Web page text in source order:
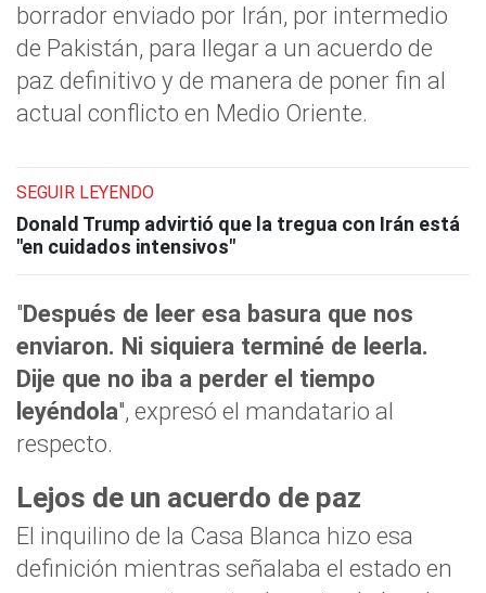
borrador enviado por Irán, por intermedio
de Pakistán, para llegar a un acuerdo de
paz definitivo y de manera de poner fin al
actual conflicto en Medio Oriente.
SEGUIR LEYENDO
Donald Trump advirtió que la tregua con Irán está
"en cuidados intensivos"
"Después de leer esa basura que nos
enviaron. Ni siquiera terminé de leerla.
Dije que no iba a perder el tiempo
leyéndola", expresó el mandatario al
respecto.
Lejos de un acuerdo de paz
El inquilino de la Casa Blanca hizo esa
definición mientras señalaba el estado en